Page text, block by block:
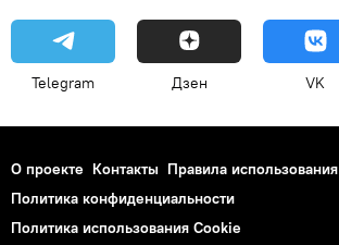
Telegram Дзен VK
О проекте Контакты Правила использования
Политика конфиденциальности
Политика использования Cookie